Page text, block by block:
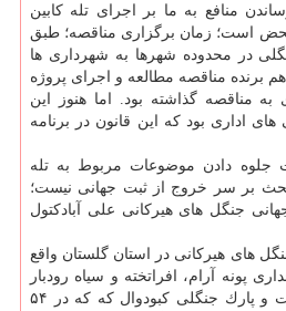
منافع به ما بر اجرای تله كابین
محض است؛ زمان برگزاری مناقصه؛ طبق
در محدوده شهرها به شهرداری ها
برنده مناقصه مطالعه و اجرای پروژه
مناقصه گذاشته بود. اما هنوز این
اداری بود كه این قانون در برنامه
جلوه دادن موضوعات مربوط به تله
بحث بر سر خروج از ثبت جهانی نیست؛
جنگل های هیركانی علی آبادكتول
های هیركانی در استان گلستان واقع
آرام، افراتخته و سیاه رودبار
به نام سمنان ثبت شده است و پارك جنگلی كبودوال كه كه در ۵۴